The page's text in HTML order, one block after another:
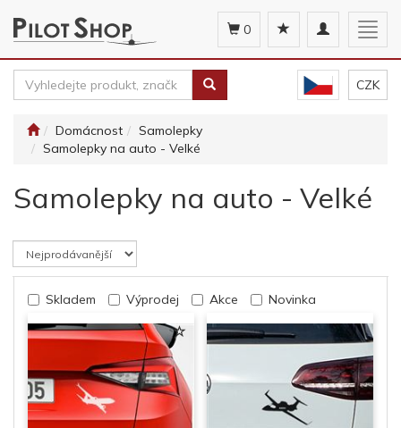
Toggle
navigation
0
CZK
Domácnost
Samolepky
Samolepky na auto - Velké
Samolepky na auto - Velké
Skladem Výprodej Akce Novinka